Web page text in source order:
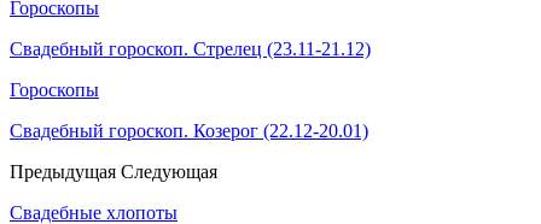
Гороскопы
Свадебный гороскоп. Стрелец (23.11-21.12)
Гороскопы
Свадебный гороскоп. Козерог (22.12-20.01)
Предыдущая Следующая
Свадебные хлопоты